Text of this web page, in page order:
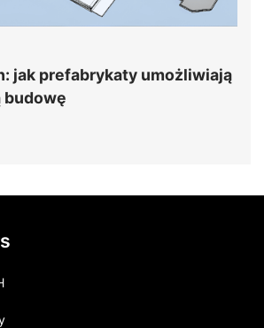
centrów danych:
rozwiązania oraz wpływ